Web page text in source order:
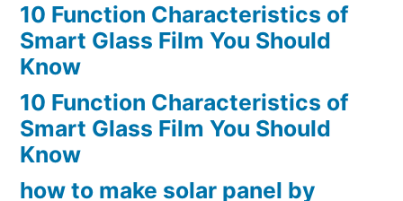
10 Function Characteristics of
Smart Glass Film You Should
Know
10 Function Characteristics of
Smart Glass Film You Should
Know
how to make solar panel by